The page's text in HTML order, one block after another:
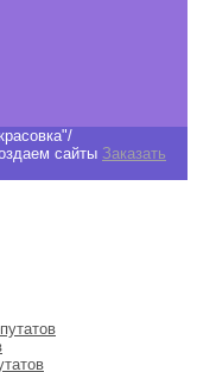
сайты Заказать